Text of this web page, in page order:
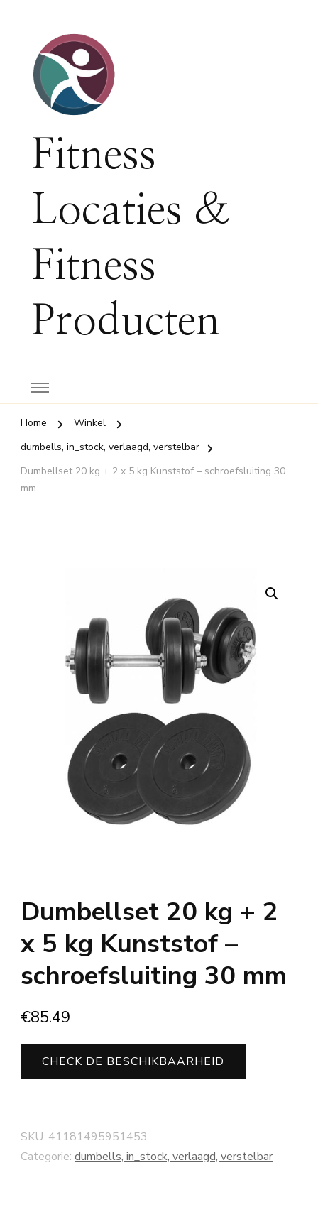
Fitness
Locaties &
Fitness
Producten
Home
Winkel
dumbells, in_stock, verlaagd, verstelbar
Dumbellset 20 kg + 2 x 5 kg Kunststof – schroefsluiting 30
mm
Dumbellset 20 kg + 2
x 5 kg Kunststof –
schroefsluiting 30 mm
€85.49
CHECK DE BESCHIKBAARHEID
SKU: 41181495951453
Categorie: dumbells, in_stock, verlaagd, verstelbar